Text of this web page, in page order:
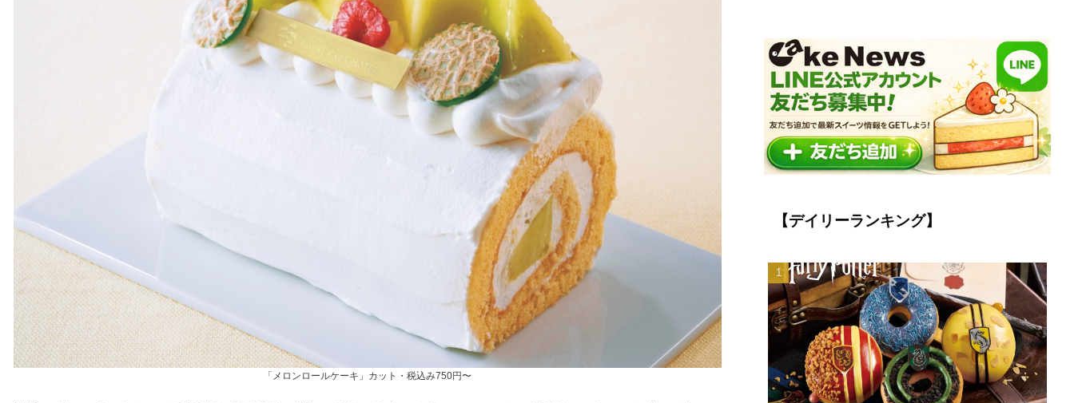
「メロンロールケーキ」カット・税込み750円〜
【デイリーランキング】